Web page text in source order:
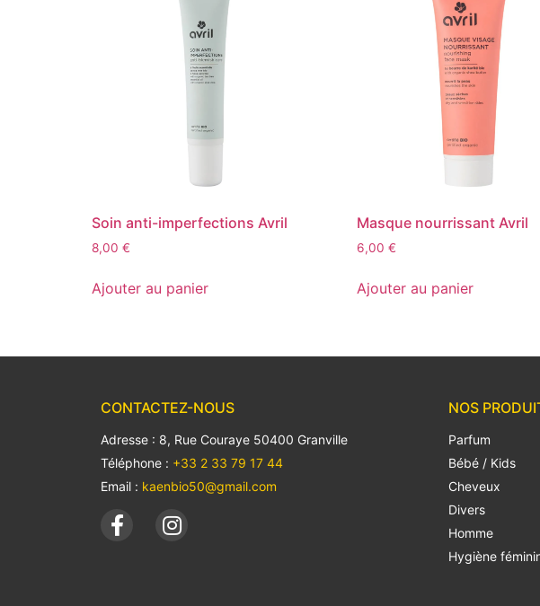
Soin anti-imperfections Avril
8,00 €
Ajouter au panier
Masque nourrissant Avril
6,00 €
Ajouter au panier
CONTACTEZ-NOUS
Adresse : 8, Rue Couraye 50400 Granville
Téléphone : +33 2 33 79 17 44
Email : kaenbio50@gmail.com
NOS
Parfum
Bébé / Kids
Cheveux
Divers
Homme
Hygiène